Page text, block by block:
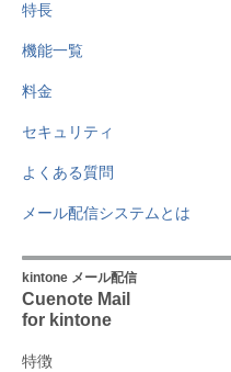
特長
機能一覧
料金
セキュリティ
よくある質問
メール配信システムとは
kintone メール配信
Cuenote Mail
for kintone
特徴